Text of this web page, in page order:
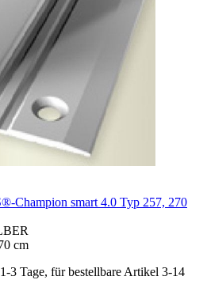
Champion smart 4.0 Typ 257, 270
cm
3 Tage, für bestellbare Artikel 3-14